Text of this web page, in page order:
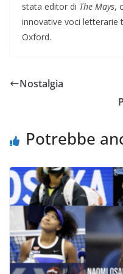
stata editor di The Mays,
innovative voci letterarie
Oxford.
Nostalgia
Potrebbe